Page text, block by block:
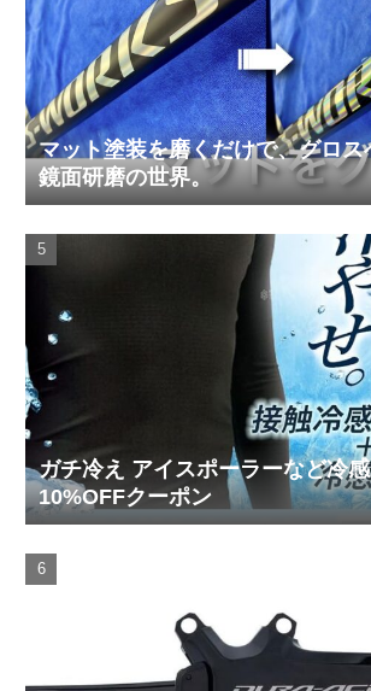
マット塗装を磨くだけで、グロス
鏡面研磨の世界。
ガチ冷え アイスポーラーなど冷
10%OFFクーポン